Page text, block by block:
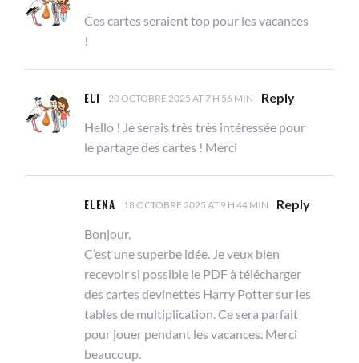
Ces cartes seraient top pour les vacances
!
ELI 20 OCTOBRE 2025 AT 7 H 56 MIN
Reply
Hello ! Je serais très très intéressée pour
le partage des cartes ! Merci
ELENA 18 OCTOBRE 2025 AT 9 H 44 MIN
Reply
Bonjour,
C’est une superbe idée. Je veux bien
recevoir si possible le PDF à télécharger
des cartes devinettes Harry Potter sur les
tables de multiplication. Ce sera parfait
pour jouer pendant les vacances. Merci
beaucoup.